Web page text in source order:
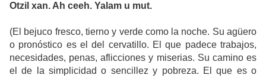
Otzil xan. Ah ceeh. Yalam u mut.
(El bejuco fresco, tierno y verde como la noche. Su agüero
o pronóstico es el del cervatillo. El que padece trabajos,
necesidades, penas, aflicciones y miserias. Su camino es
el de la simplicidad o sencillez y pobreza. El que es o